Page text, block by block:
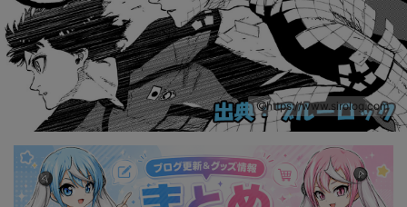
https://www.sirolog.com